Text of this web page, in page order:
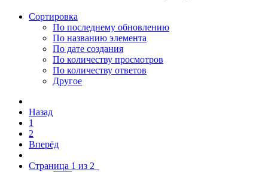
Сортировка
По последнему обновлению
По названию элемента
По дате создания
По количеству просмотров
По количеству ответов
Другое
Назад
1
2
Вперёд
Страница 1 из 2